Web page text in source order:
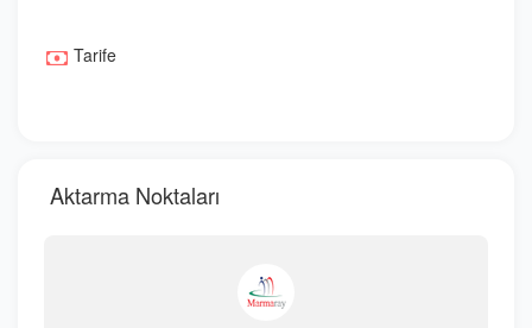
Tarife
Aktarma Noktaları